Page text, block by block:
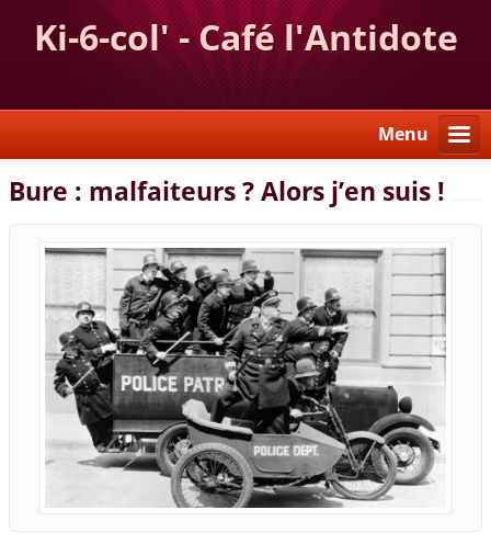
Ki-6-col' - Café l'Antidote
Menu
Bure : malfaiteurs ? Alors j’en suis !